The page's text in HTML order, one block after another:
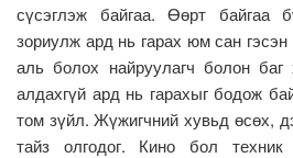
сүсэглэж байгаа. Өөрт байгаа
зориулж ард нь гарах юм сан
аль болох найруулагч болон баг
алдахгүй ард нь гарахыг бодож
том зүйл. Жүжигчний хувьд өсөх,
тайз олгодог. Кино бол техник